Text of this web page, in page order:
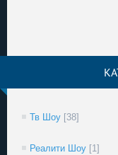
Тв Шоу [38]
Реалити Шоу [1]